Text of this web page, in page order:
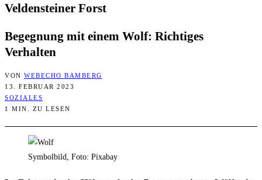
Vel­den­stei­ner Forst
Begeg­nung mit einem Wolf: Rich­ti­ges
Verhalten
VON WEBECHO BAMBERG
13. FEBRUAR 2023
SOZIALES
1 MIN. ZU LESEN
Symbolbild, Foto: Pixabay